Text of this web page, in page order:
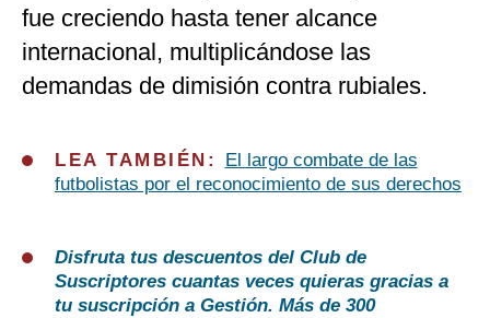
fue creciendo hasta tener alcance
internacional, multiplicándose las
demandas de dimisión contra rubiales.
LEA TAMBIÉN:
El largo combate de las
futbolistas por el reconocimiento de sus derechos
Disfruta tus descuentos del Club de
Suscriptores cuantas veces quieras gracias a
tu suscripción a Gestión. Más de 300